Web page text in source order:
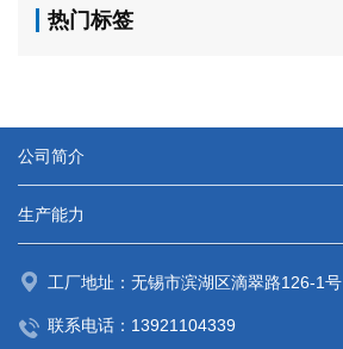
热门标签
公司简介
生产能力
工厂地址：无锡市滨湖区滴翠路126-1号
联系电话： 13921104339